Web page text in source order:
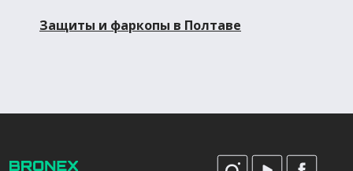
Защиты и фаркопы в Полтаве